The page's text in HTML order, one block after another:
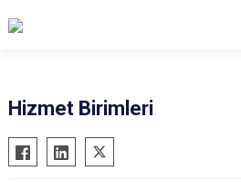
Çerkezköy
Çorlu
Hizmet Birimleri